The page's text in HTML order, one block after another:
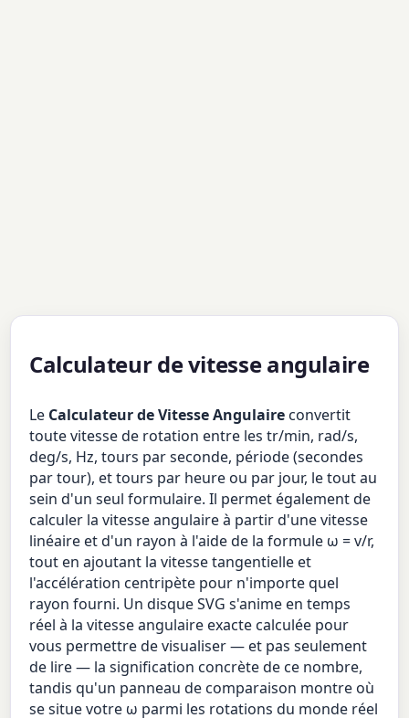
Calculateur de vitesse angulaire
Le Calculateur de Vitesse Angulaire convertit
toute vitesse de rotation entre les tr/min, rad/s,
deg/s, Hz, tours par seconde, période (secondes
par tour), et tours par heure ou par jour, le tout au
sein d'un seul formulaire. Il permet également de
calculer la vitesse angulaire à partir d'une vitesse
linéaire et d'un rayon à l'aide de la formule ω = v/r,
tout en ajoutant la vitesse tangentielle et
l'accélération centripète pour n'importe quel
rayon fourni. Un disque SVG s'anime en temps
réel à la vitesse angulaire exacte calculée pour
vous permettre de visualiser — et pas seulement
de lire — la signification concrète de ce nombre,
tandis qu'un panneau de comparaison montre où
se situe votre ω parmi les rotations du monde réel